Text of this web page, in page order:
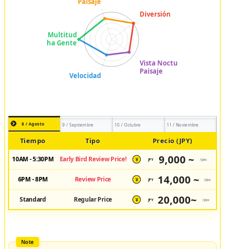
8 / Agosto 9 / Septiembre 10 / Octubre 11 / Noviembre
Tiempo Tipo Precio (JPY)
10AM - 5:30PM Early Bird Review Price! ¥ JPY 9,000 ~ /pax
6PM - 8PM Review Price ¥ JPY 14,000 ~ /pax
Standard Regular Price ¥ JPY 20,000~ /pax